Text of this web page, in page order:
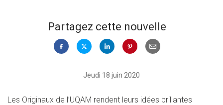
Partagez cette nouvelle
Jeudi 18 juin 2020
Les Originaux de l’UQAM rendent leurs idées brillantes